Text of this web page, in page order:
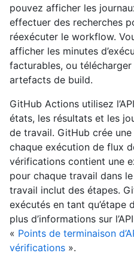
pouvez afficher les
effectuer des recherches
réexécuter le workflow.
afficher les minutes
facturables, ou
artefacts de build.
GitHub Actions utilisez
états, les résultats et les
de travail. GitHub crée
chaque exécution de flux
vérifications contient une
pour chaque travail dans
travail inclut des étapes.
exécutés en tant qu’étape
plus d’informations sur
« Points de terminaison
vérifications ».